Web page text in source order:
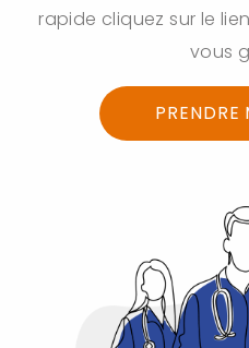
rapide cliquez sur le
vous